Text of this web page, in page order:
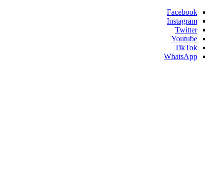
Skip
content
Facebook
Instagram
Twitter
Youtube
TikTok
WhatsApp